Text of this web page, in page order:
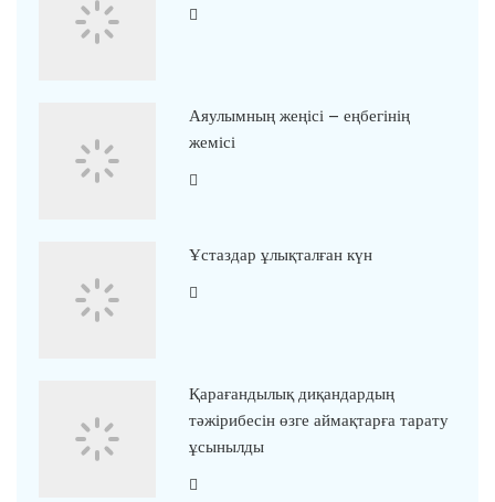
Аяулымның жеңісі – еңбегінің
жемісі
Ұстаздар ұлықталған күн
Қарағандылық диқандардың
тәжірибесін өзге аймақтарға тарату
ұсынылды